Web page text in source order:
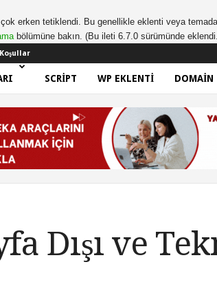
erken tetiklendi. Bu genellikle eklenti veya
bölümüne bakın. (Bu ileti 6.7.0 sürümünde
SCRIPT WP EKLENTI DOMAIN
Dışı ve